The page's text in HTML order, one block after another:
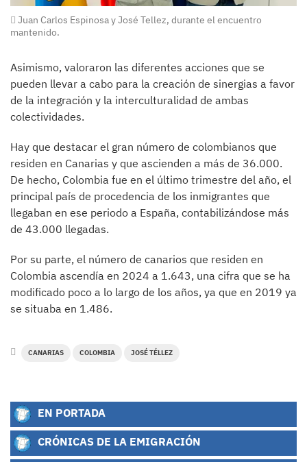
Juan Carlos Espinosa y José Tellez, durante el encuentro
mantenido.
Asimismo, valoraron las diferentes acciones que se
pueden llevar a cabo para la creación de sinergias a favor
de la integración y la interculturalidad de ambas
colectividades.
Hay que destacar el gran número de colombianos que
residen en Canarias y que ascienden a más de 36.000.
De hecho, Colombia fue en el último trimestre del año, el
principal país de procedencia de los inmigrantes que
llegaban en ese periodo a España, contabilizándose más
de 43.000 llegadas.
Por su parte, el número de canarios que residen en
Colombia ascendía en 2024 a 1.643, una cifra que se ha
modificado poco a lo largo de los años, ya que en 2019 ya
se situaba en 1.486.
CANARIAS COLOMBIA JOSÉ TÉLLEZ
EN PORTADA
CRÓNICAS DE LA EMIGRACIÓN